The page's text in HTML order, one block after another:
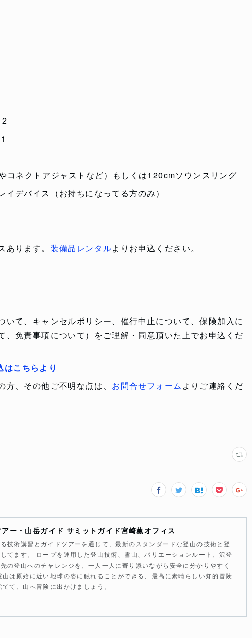
コネクトアジャストなど）もしくは120cmソウンスリング
イデバイス（お持ちになってる方のみ）
ります。 装備品レンタルよりお申込ください。
いて、キャンセルポリシー、催行中止について、保険加入に
、免責事項について）をご理解・同意頂いた上でお申込くだ
こちらより
方、その他ご不明な点は、 お問合せフォーム よりご連絡くだ
ー・山岳ガイド サミットガイド宮崎薫オフィス
技術講習とガイドツアーを通じて、最新のスタンダードな登山の技術と登
てます。 ロープを運用した登山技術、雪山、バリエーションルート、沢登
の登山へのチャレンジを、一人一人に寄り添いながら安全に分かりやすく
は原始に近い地球の姿に触れることができる、最高に素晴らしい知的冒険
て、山へ冒険に出かけましょう。